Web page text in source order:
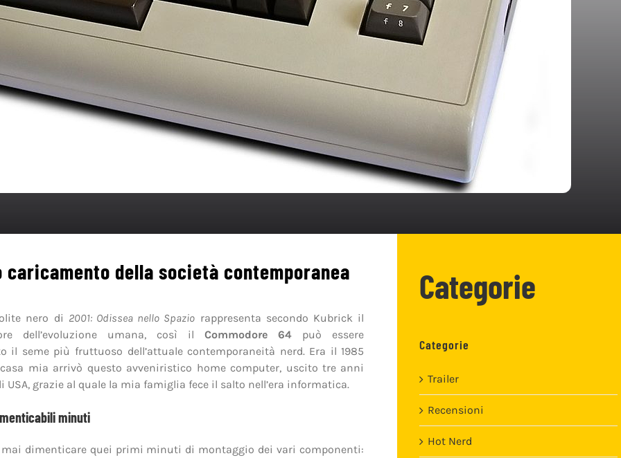
caricamento della società contemporanea
nero di 2001: Odissea nello Spazio rappresenta secondo Kubrick il
dell’evoluzione umana, così ilCommodore 64 può essere
il seme più fruttuoso dell’attuale contemporaneità nerd. Era il 1985
mia arrivò questo avveniristico home computer, uscito tre anni
USA, grazie al quale la mia famiglia fece il salto nell’era informatica.
minuti
dimenticare quei primi minuti di montaggio dei vari componenti:
Categorie
Categorie
Trailer
Recensioni
Hot Nerd